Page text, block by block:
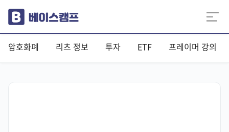
암호화폐 리츠 정보 투자 ETF 프레이머 강의